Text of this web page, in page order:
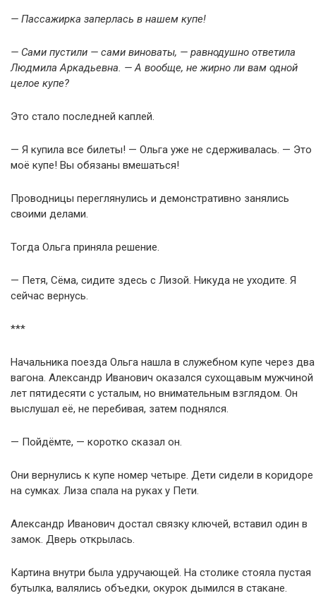
— Пассажирка заперлась в нашем купе!
— Сами пустили — сами виноваты, — равнодушно ответила
Людмила Аркадьевна. — А вообще, не жирно ли вам одной
целое купе?
Это стало последней каплей.
— Я купила все билеты! — Ольга уже не сдерживалась. — Это
моё купе! Вы обязаны вмешаться!
Проводницы переглянулись и демонстративно занялись
своими делами.
Тогда Ольга приняла решение.
— Петя, Сёма, сидите здесь с Лизой. Никуда не уходите. Я
сейчас вернусь.
***
Начальника поезда Ольга нашла в служебном купе через два
вагона. Александр Иванович оказался сухощавым мужчиной
лет пятидесяти с усталым, но внимательным взглядом. Он
выслушал её, не перебивая, затем поднялся.
— Пойдёмте, — коротко сказал он.
Они вернулись к купе номер четыре. Дети сидели в коридоре
на сумках. Лиза спала на руках у Пети.
Александр Иванович достал связку ключей, вставил один в
замок. Дверь открылась.
Картина внутри была удручающей. На столике стояла пустая
бутылка, валялись объедки, окурок дымился в стакане.